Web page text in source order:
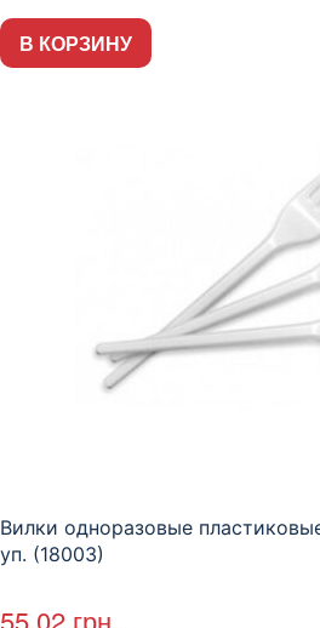
В КОРЗИНУ
Вилки одноразовые
уп. (18003)
55.02 грн.